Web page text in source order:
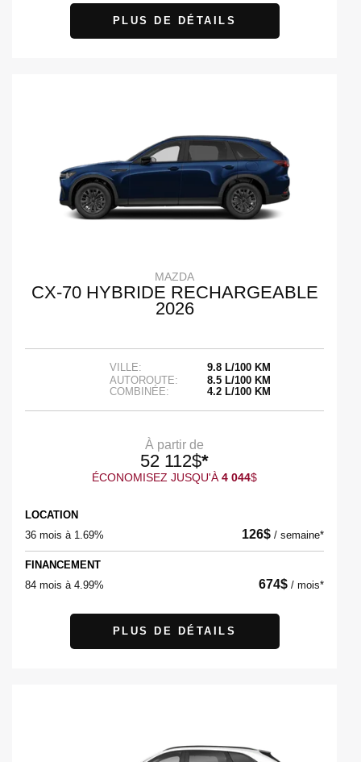
PLUS DE DÉTAILS
MAZDA
CX-70 HYBRIDE RECHARGEABLE
2026
VILLE:
9.8 L/100 KM
AUTOROUTE:
8.5 L/100 KM
COMBINÉE:
4.2 L/100 KM
À partir de
52 112$*
ÉCONOMISEZ JUSQU'À 4 044$
LOCATION
36 mois à 1.69%
126$ / semaine*
FINANCEMENT
84 mois à 4.99%
674$ / mois*
PLUS DE DÉTAILS